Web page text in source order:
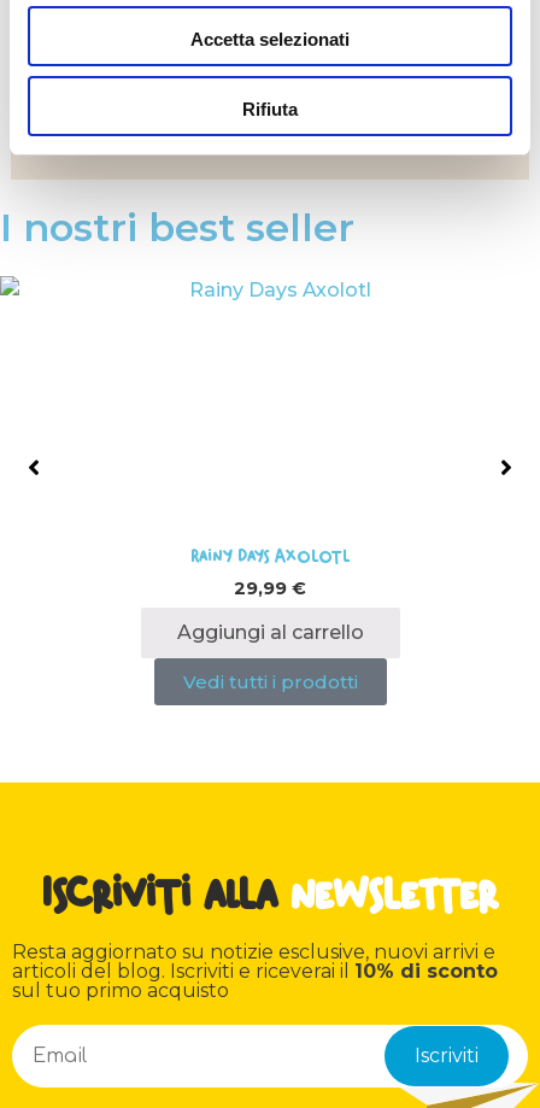
Accetta selezionati
Rifiuta
I nostri best seller
Rainy Days Axolotl
29,99 €
Aggiungi al carrello
Vedi tutti i prodotti
Iscriviti alla newsletter
Resta aggiornato su notizie esclusive, nuovi arrivi e
articoli del blog. Iscriviti e riceverai il 10% di sconto
sul tuo primo acquisto